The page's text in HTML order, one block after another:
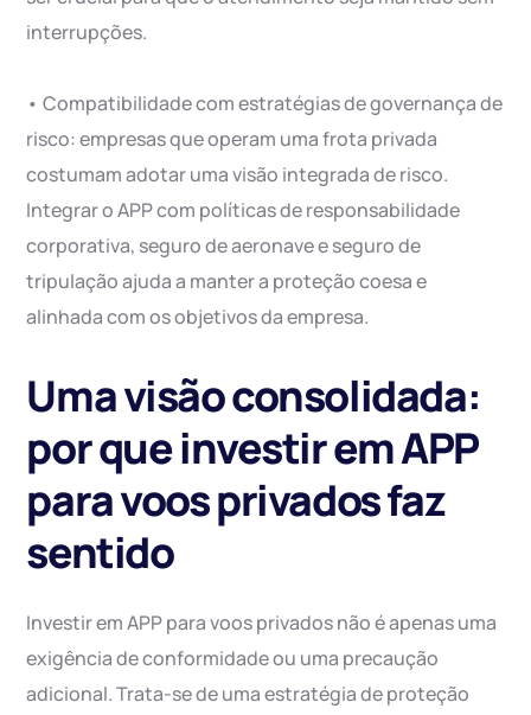
interrupções.
• Compatibilidade com estratégias de governança de
risco: empresas que operam uma frota privada
costumam adotar uma visão integrada de risco.
Integrar o APP com políticas de responsabilidade
corporativa, seguro de aeronave e seguro de
tripulação ajuda a manter a proteção coesa e
alinhada com os objetivos da empresa.
Uma visão consolidada:
por que investir em APP
para voos privados faz
sentido
Investir em APP para voos privados não é apenas uma
exigência de conformidade ou uma precaução
adicional. Trata-se de uma estratégia de proteção